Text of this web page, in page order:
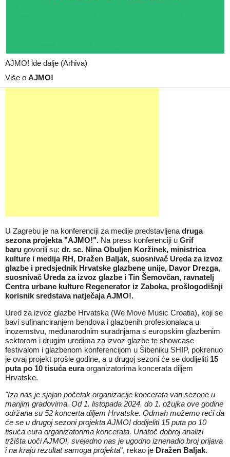
AJMO! ide dalje (Arhiva)
Više o AJMO!
U Zagrebu je na konferenciji za medije predstavljena druga
sezona projekta "AJMO!". Na press konferenciji u Grif
baru govorili su: dr. sc. Nina Obuljen Koržinek, ministrica
kulture i medija RH, Dražen Baljak, suosnivač Ureda za izvoz
glazbe i predsjednik Hrvatske glazbene unije, Davor Drezga,
suosnivač Ureda za izvoz glazbe i Tin Šemovčan, ravnatelj
Centra urbane kulture Regenerator iz Zaboka, prošlogodišnji
korisnik sredstava natječaja AJMO!.
Ured za izvoz glazbe Hrvatska (We Move Music Croatia), koji se
bavi sufinanciranjem bendova i glazbenih profesionalaca u
inozemstvu, međunarodnim suradnjama s europskim glazbenim
sektorom i drugim uredima za izvoz glazbe te showcase
festivalom i glazbenom konferencijom u Šibeniku SHIP, pokrenuo
je ovaj projekt prošle godine, a u drugoj sezoni će se dodijeliti 15
puta po 10 tisuća euraorganizatorima koncerata diljem
Hrvatske.
"Iza nas je sjajan početak organizacije koncerata van sezone u
manjim gradovima. Od 1. listopada 2024. do 1. ožujka ove godine
održana su 52 koncerta diljem Hrvatske. Odmah možemo reći da
će se u drugoj sezoni projekta AJMO! dodijeliti 15 puta po 10
tisuća eura organizatorima koncerata. Unatoč dobroj analizi
tržišta uoči AJMO!, svejedno nas je ugodno iznenadio broj prijava
i na kraju rezultat samoga projekta", rekao je Dražen Baljak.